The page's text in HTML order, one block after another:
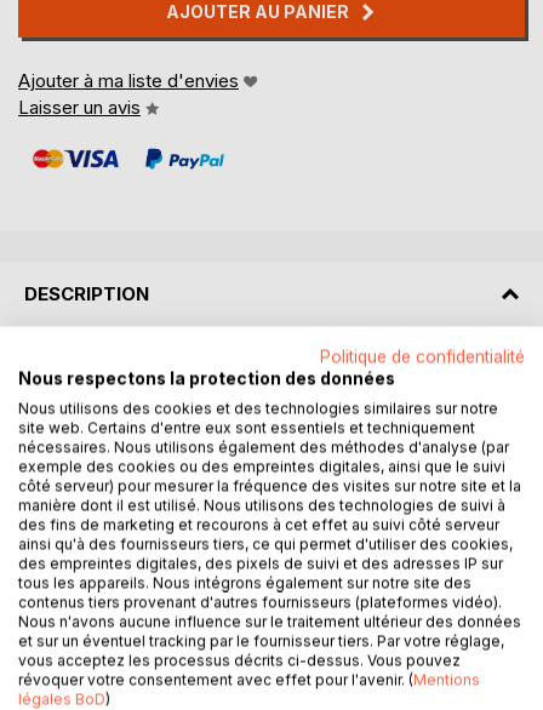
AJOUTER AU PANIER
Ajouter à ma liste d'envies
Laisser un avis
DESCRIPTION
Ce livre est une invitation ouverte à toutes celles et ceux
qui souhaitent explorer leur créativité d'une manière
ludique, intuitive et libératrice, sans prérequis artistiques ou
littéraires. Il est conçu pour être accessible et inclusif, car
la création appartient à tout le monde, peu importe
l'expérience, l'âge ou le niveau de confiance en soi.
Quels que soient votre parcours, votre âge, vos capacités
physiques ou votre style d'expression, il existe une
manière unique pour vous de jouer avec la créativité.
Vous avez du mal avec l'écriture ? Testez la poésie
graphique et laissez les images parler pour vous.
Vous n'aimez pas dessiner ? Jouez avec les collages ou
les associations de mots.
Vous doutez de vos capacités créatives ? Ici, il n'y a pas
Politique de confidentialité
Nous respectons la protection des données
Nous utilisons des cookies et des technologies similaires sur notre
site web. Certains d'entre eux sont essentiels et techniquement
nécessaires. Nous utilisons également des méthodes d'analyse (par
exemple des cookies ou des empreintes digitales, ainsi que le suivi
côté serveur) pour mesurer la fréquence des visites sur notre site et la
manière dont il est utilisé. Nous utilisons des technologies de suivi à
des fins de marketing et recourons à cet effet au suivi côté serveur
ainsi qu'à des fournisseurs tiers, ce qui permet d'utiliser des cookies,
des empreintes digitales, des pixels de suivi et des adresses IP sur
tous les appareils. Nous intégrons également sur notre site des
contenus tiers provenant d'autres fournisseurs (plateformes vidéo).
Nous n'avons aucune influence sur le traitement ultérieur des données
et sur un éventuel tracking par le fournisseur tiers. Par votre réglage,
vous acceptez les processus décrits ci-dessus. Vous pouvez
révoquer votre consentement avec effet pour l'avenir. (Mentions
légales BoD)